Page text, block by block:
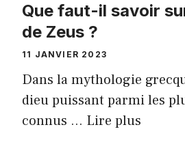
Que faut-il savoir
de Zeus ?
11 JANVIER 2023
Dans la mythologie
dieu puissant parmi les
connus … Lire plus